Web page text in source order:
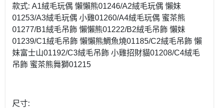
款式: A1絨毛玩偶 懶懶熊01246/A2絨毛玩偶 懶妹
01253/A3絨毛玩偶 小雞01260/A4絨毛玩偶 蜜茶熊
01277/B1絨毛吊飾 懶懶熊01222/B2絨毛吊飾 懶妹
01239/C1絨毛吊飾 懶懶熊鯛魚燒01185/C2絨毛吊飾 懶
妹富士山01192/C3絨毛吊飾 小雞招財貓01208/C4絨毛
吊飾 蜜茶熊舞獅01215
尺寸: